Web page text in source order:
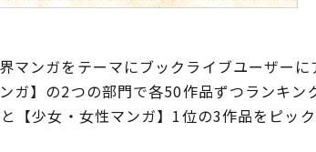
ンガをテーマにブックライブユーザー
】の2つの部門で各50作品ずつランキン
少女・女性マンガ】1位の3作品をピッ